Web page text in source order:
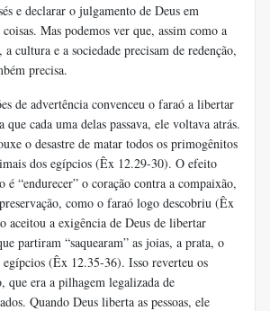
e declarar o julgamento de Deus em
coisas. Mas podemos ver que, assim como a
cultura e a sociedade precisam de redenção,
precisa.
de advertência convenceu o faraó a libertar
que cada uma delas passava, ele voltava atrás.
o desastre de matar todos os primogênitos
dos egípcios (Êx 12.29-30). O efeito
é “endurecer” o coração contra a compaixão,
como o faraó logo descobriu (Êx
aceitou a exigência de Deus de libertar
partiram “saquearam” as joias, a prata, o
egípcios (Êx 12.35-36). Isso reverteu os
que era a pilhagem legalizada de
Quando Deus liberta as pessoas, ele